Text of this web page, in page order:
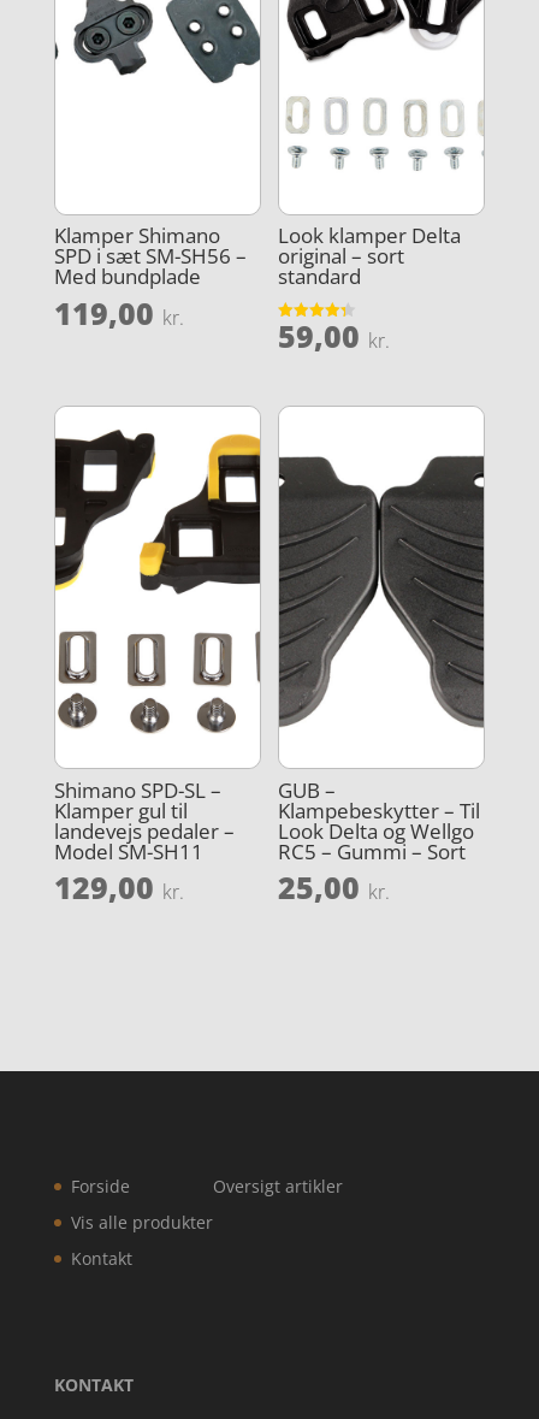
Klamper Shimano
SPD i sæt SM-SH56 –
Med bundplade
119,00 kr.
Look klamper Delta
original – sort
standard
Vurderet
4.3
59,00 kr.
Shimano SPD-SL –
Klamper gul til
landevejs pedaler –
Model SM-SH11
129,00 kr.
GUB –
Klampebeskytter – Til
Look Delta og Wellgo
RC5 – Gummi – Sort
25,00 kr.
Forside
Vis alle produkter
Kontakt
Oversigt artikler
KONTAKT